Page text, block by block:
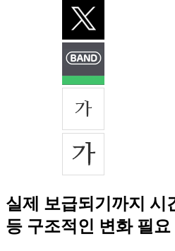
실제 보급되기까지 시
등 구조적인 변화 필요